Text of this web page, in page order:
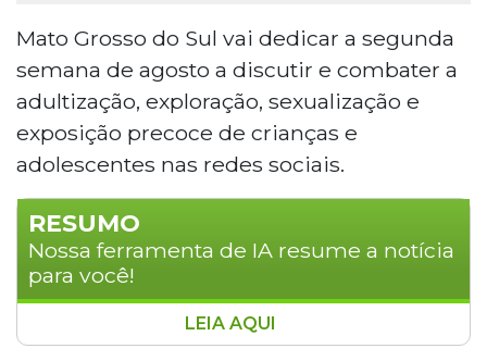
Mato Grosso do Sul vai dedicar a segunda
semana de agosto a discutir e combater a
adultização, exploração, sexualização e
exposição precoce de crianças e
adolescentes nas redes sociais.
RESUMO
Nossa ferramenta de IA resume a notícia
para você!
Mato Grosso do Sul oficializou a segunda
LEIA AQUI